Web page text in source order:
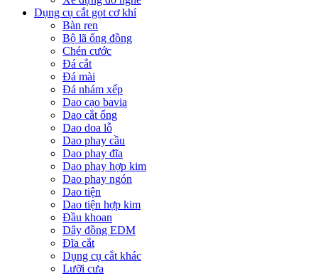
Dụng cụ cắt gọt cơ khí
Bàn ren
Bộ lã ống đồng
Chén cước
Đá cắt
Đá mài
Đá nhám xếp
Dao cạo bavia
Dao cắt ống
Dao doa lỗ
Dao phay cầu
Dao phay đĩa
Dao phay hợp kim
Dao phay ngón
Dao tiện
Dao tiện hợp kim
Đầu khoan
Dây đồng EDM
Đĩa cắt
Dụng cụ cắt khác
Lưỡi cưa